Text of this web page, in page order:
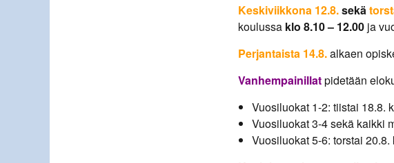
Keskiviikkona 12.8.sekä
koulussa klo 8.10 – 12.00ja
Perjantaista 14.8.alkaen
Vanhempainillatpidetään
Vuosiluokat 1-2: tiistai 18.8.
Vuosiluokat 3-4 sekä kaikki
Vuosiluokat 5-6: torstai 20.8.